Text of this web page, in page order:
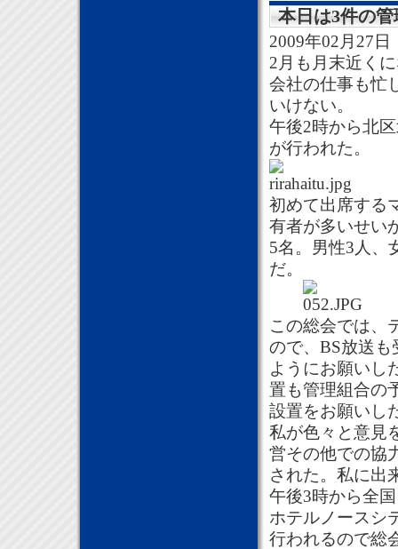
本日は3件の
2009年02月27日
2月も月末近く
会社の仕事も忙
いけない。
午後2時から北
が行われた。
初めて出席する
有者が多いせい
5名。男性3人
だ。
この総会では、
ので、BS放送も
ようにお願いし
置も管理組合の
設置をお願いし
私が色々と意見
営その他での協
された。私に出
午後3時から全
ホテルノースシ
行われるので総